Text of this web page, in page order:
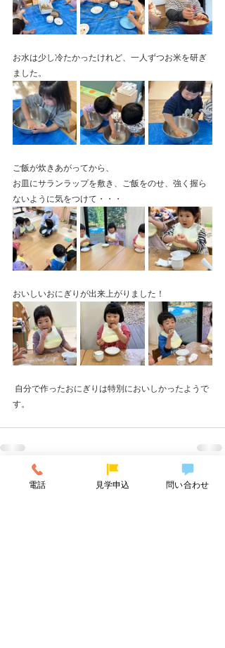
お水は少し冷たかったけれど、一人ずつお米を研ぎ
ました。
ご飯が炊きあがってから、
お皿にサランラップを敷き、ご飯をのせ、強く握ら
ないように気をつけて・・・
おいしいおにぎりが出来上がりました！
自分で作ったおにぎりは特別においしかったようで
す。
最新記事 すべて表示
電話 見学申込 問い合わせ